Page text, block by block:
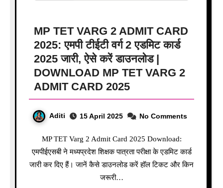
MP TET VARG 2 ADMIT CARD
2025: एमपी टीईटी वर्ग 2 एडमिट कार्ड
2025 जारी, ऐसे करें डाउनलोड |
DOWNLOAD MP TET VARG 2
ADMIT CARD 2025
Aditi 15 April 2025 No Comments
MP TET Varg 2 Admit Card 2025 Download:
एमपीईएसबी ने मध्यप्रदेश शिक्षक पात्रता परीक्षा के एडमिट कार्ड
जारी कर दिए हैं। जानें कैसे डाउनलोड करें हॉल टिकट और किन
जरूरी…